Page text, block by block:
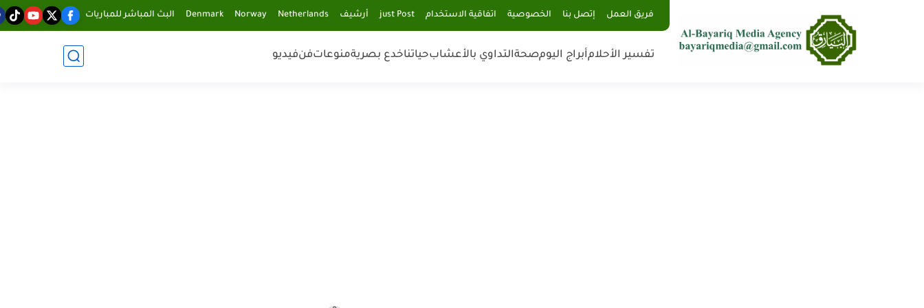
فريق العمل إتصل بنا الخصوصية اتفاقية الاستخدام just Post أرشيف Netherlands
Norway
Denmark البث المباشر للمباريات
تفسير الأحلامأبراج اليومصحةالتداوي بالأعشابحياتناخدع بصريةمنوعاتفنفيديو